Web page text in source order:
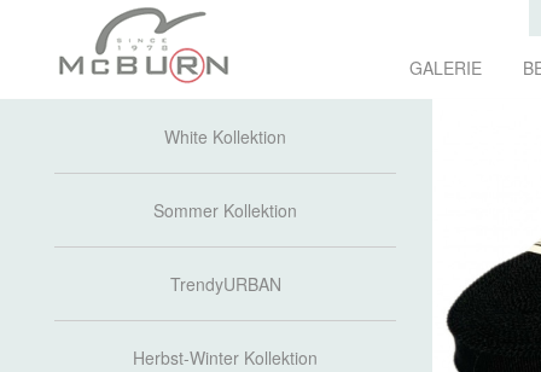
GALERIE
White Kollektion
Sommer Kollektion
TrendyURBAN
Herbst-Winter Kollektion